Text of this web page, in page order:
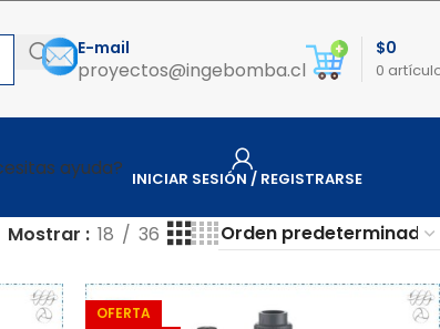
E-mail
proyectos@ingebomba.cl 0
$0
ayuda? INICIAR SESIÓN / REGISTRARSE
Mostrar 18 36
OFERTA